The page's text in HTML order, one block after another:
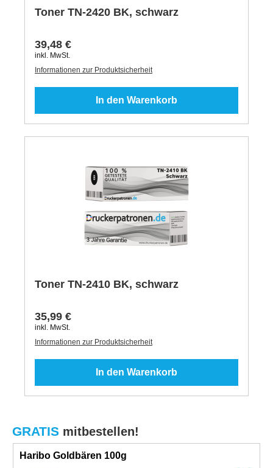
Toner TN-2420 BK, schwarz
39,48 €
inkl. MwSt.
Informationen zur Produktsicherheit
In den Warenkorb
Toner TN-2410 BK, schwarz
35,99 €
inkl. MwSt.
Informationen zur Produktsicherheit
In den Warenkorb
GRATIS mitbestellen!
Haribo Goldbären 100g